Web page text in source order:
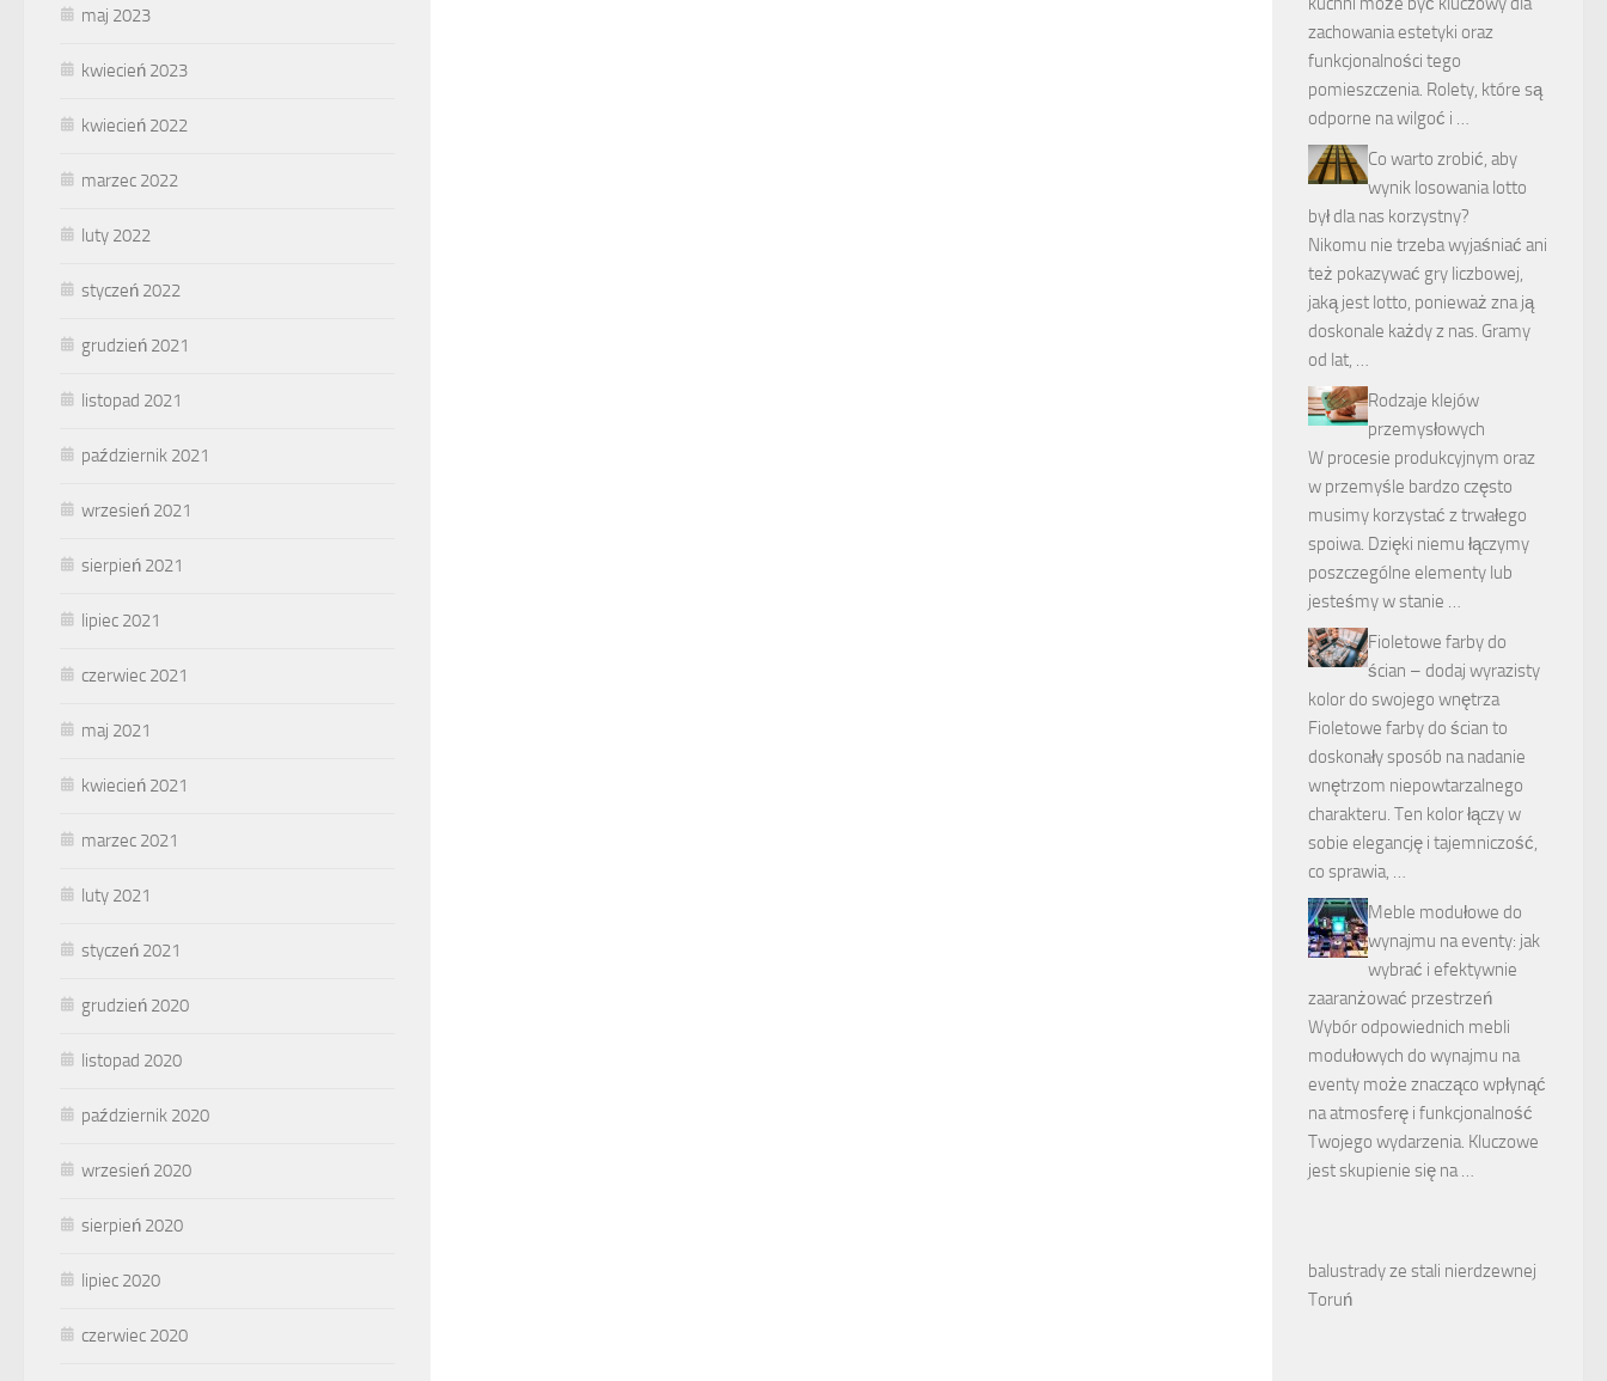
maj 2023
kwiecień 2023
kwiecień 2022
marzec 2022
luty 2022
styczeń 2022
grudzień 2021
listopad 2021
październik 2021
wrzesień 2021
sierpień 2021
lipiec 2021
czerwiec 2021
maj 2021
kwiecień 2021
marzec 2021
luty 2021
styczeń 2021
grudzień 2020
listopad 2020
październik 2020
wrzesień 2020
sierpień 2020
lipiec 2020
czerwiec 2020
zachowania estetyki oraz
funkcjonalności tego
pomieszczenia. Rolety, które są
odporne na wilgoć i …
Co warto zrobić, aby
wynik losowania lotto
był dla nas korzystny?
Nikomu nie trzeba wyjaśniać ani
też pokazywać gry liczbowej,
jaką jest lotto, ponieważ zna ją
doskonale każdy z nas. Gramy
od lat, …
Rodzaje klejów
przemysłowych
W procesie produkcyjnym oraz
w przemyśle bardzo często
musimy korzystać z trwałego
spoiwa. Dzięki niemu łączymy
poszczególne elementy lub
jesteśmy w stanie …
Fioletowe farby do
ścian – dodaj wyrazisty
kolor do swojego wnętrza
Fioletowe farby do ścian to
doskonały sposób na nadanie
wnętrzom niepowtarzalnego
charakteru. Ten kolor łączy w
sobie elegancję i tajemniczość,
co sprawia, …
Meble modułowe do
wynajmu na eventy: jak
wybrać i efektywnie
zaaranżować przestrzeń
Wybór odpowiednich mebli
modułowych do wynajmu na
eventy może znacząco wpłynąć
na atmosferę i funkcjonalność
Twojego wydarzenia. Kluczowe
jest skupienie się na …
balustrady ze stali nierdzewnej
Toruń